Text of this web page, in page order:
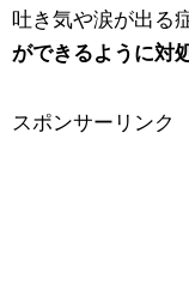
吐き気や涙が出る
ができるように対
スポンサーリンク